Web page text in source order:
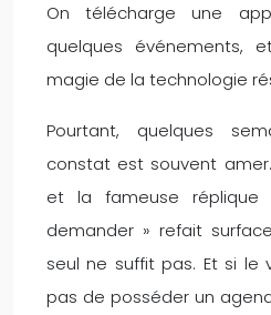
On télécharge une
quelques événements,
magie de la technologie
Pourtant, quelques
constat est souvent
et la fameuse
demander » refait
seul ne suffit pas. Et si le
pas de posséder un